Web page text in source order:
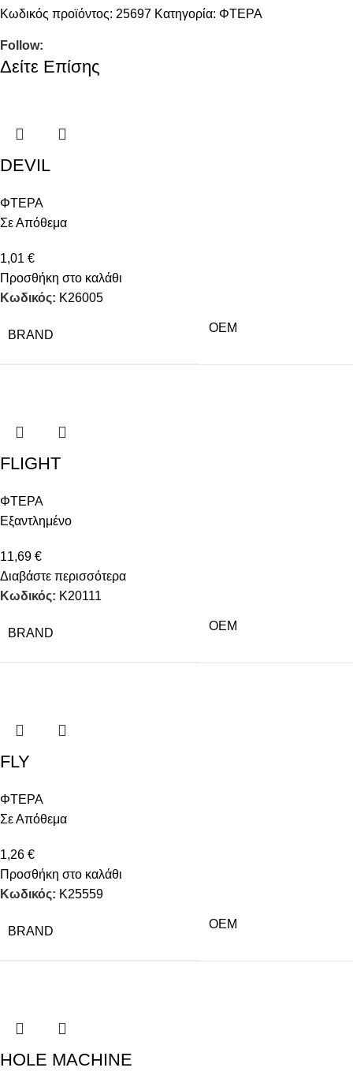
Κωδικός προϊόντος: 25697 Κατηγορία: ΦΤΕΡΑ
Follow:
Δείτε Επίσης
DEVIL
ΦΤΕΡΑ
Σε Απόθεμα
1,01 €
Προσθήκη στο καλάθι
Κωδικός: Κ26005
BRAND
OEM
FLIGHT
ΦΤΕΡΑ
Εξαντλημένο
11,69 €
Διαβάστε περισσότερα
Κωδικός: K20111
BRAND
OEM
FLY
ΦΤΕΡΑ
Σε Απόθεμα
1,26 €
Προσθήκη στο καλάθι
Κωδικός: K25559
BRAND
OEM
HOLE MACHINE